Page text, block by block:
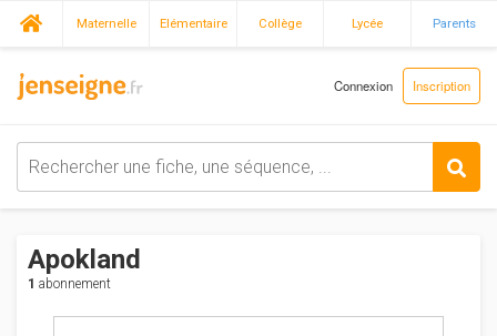
Maternelle Elémentaire Collège Lycée Parents
Connexion Inscription
Apokland
1 abonnement